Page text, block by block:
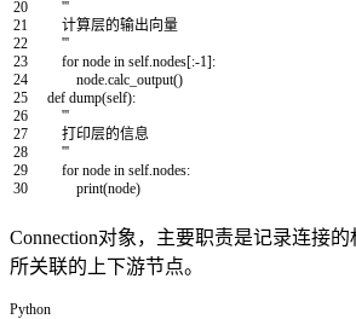
20
21
22
23
24
25
26
27
28
29
30
'''
计算层的输出向量
'''
for node in self nodes[:-1]:
node calc_output()
def dump(self):
'''
打印层的信息
'''
for node in self nodes:
print(node)
Connection对象，主要职责是记录连接
所关联的上下游节点。
Python